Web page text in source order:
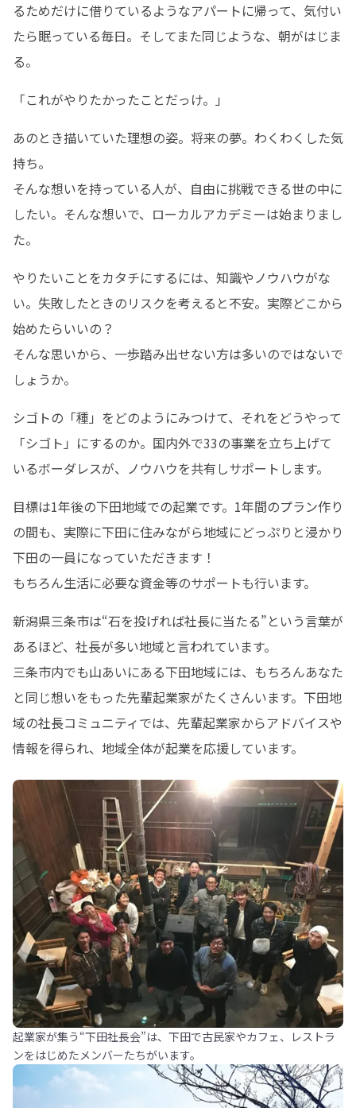
るためだけに借りているようなアパートに帰って、気付い
たら眠っている毎日。そしてまた同じような、朝がはじま
る。
「これがやりたかったことだっけ。」
あのとき描いていた理想の姿。将来の夢。わくわくした気
持ち。
そんな想いを持っている人が、自由に挑戦できる世の中に
したい。そんな想いで、ローカルアカデミーは始まりまし
た。
やりたいことをカタチにするには、知識やノウハウがな
い。失敗したときのリスクを考えると不安。実際どこから
始めたらいいの？
そんな思いから、一歩踏み出せない方は多いのではないで
しょうか。
シゴトの「種」をどのようにみつけて、それをどうやって
「シゴト」にするのか。国内外で33の事業を立ち上げて
いるボーダレスが、ノウハウを共有しサポートします。
目標は1年後の下田地域での起業です。1年間のプラン作り
の間も、実際に下田に住みながら地域にどっぷりと浸かり
下田の一員になっていただきます！
もちろん生活に必要な資金等のサポートも行います。
新潟県三条市は“石を投げれば社長に当たる”という言葉が
あるほど、社長が多い地域と言われています。
三条市内でも山あいにある下田地域には、もちろんあなた
と同じ想いをもった先輩起業家がたくさんいます。下田地
域の社長コミュニティでは、先輩起業家からアドバイスや
情報を得られ、地域全体が起業を応援しています。
起業家が集う“下田社長会”は、下田で古民家やカフェ、レストラ
ンをはじめたメンバーたちがいます。